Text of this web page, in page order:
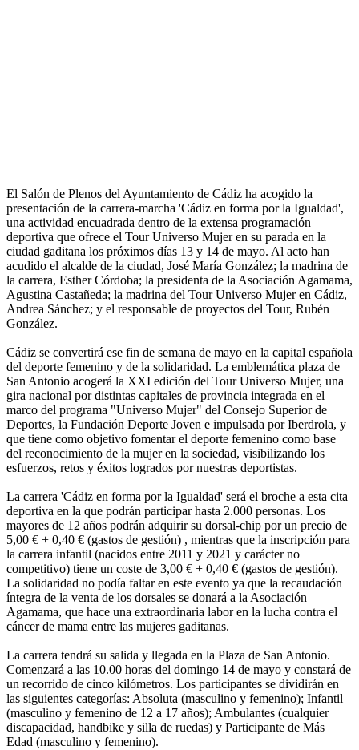
El Salón de Plenos del Ayuntamiento de Cádiz ha acogido la
presentación de la carrera-marcha 'Cádiz en forma por la Igualdad',
una actividad encuadrada dentro de la extensa programación
deportiva que ofrece el Tour Universo Mujer en su parada en la
ciudad gaditana los próximos días 13 y 14 de mayo. Al acto han
acudido el alcalde de la ciudad, José María González; la madrina de
la carrera, Esther Córdoba; la presidenta de la Asociación Agamama,
Agustina Castañeda; la madrina del Tour Universo Mujer en Cádiz,
Andrea Sánchez; y el responsable de proyectos del Tour, Rubén
González.
Cádiz se convertirá ese fin de semana de mayo en la capital española
del deporte femenino y de la solidaridad. La emblemática plaza de
San Antonio acogerá la XXI edición del Tour Universo Mujer, una
gira nacional por distintas capitales de provincia integrada en el
marco del programa "Universo Mujer" del Consejo Superior de
Deportes, la Fundación Deporte Joven e impulsada por Iberdrola, y
que tiene como objetivo fomentar el deporte femenino como base
del reconocimiento de la mujer en la sociedad, visibilizando los
esfuerzos, retos y éxitos logrados por nuestras deportistas.
La carrera 'Cádiz en forma por la Igualdad' será el broche a esta cita
deportiva en la que podrán participar hasta 2.000 personas. Los
mayores de 12 años podrán adquirir su dorsal-chip por un precio de
5,00 € + 0,40 € (gastos de gestión) , mientras que la inscripción para
la carrera infantil (nacidos entre 2011 y 2021 y carácter no
competitivo) tiene un coste de 3,00 € + 0,40 € (gastos de gestión).
La solidaridad no podía faltar en este evento ya que la recaudación
íntegra de la venta de los dorsales se donará a la Asociación
Agamama, que hace una extraordinaria labor en la lucha contra el
cáncer de mama entre las mujeres gaditanas.
La carrera tendrá su salida y llegada en la Plaza de San Antonio.
Comenzará a las 10.00 horas del domingo 14 de mayo y constará de
un recorrido de cinco kilómetros. Los participantes se dividirán en
las siguientes categorías: Absoluta (masculino y femenino); Infantil
(masculino y femenino de 12 a 17 años); Ambulantes (cualquier
discapacidad, handbike y silla de ruedas) y Participante de Más
Edad (masculino y femenino).